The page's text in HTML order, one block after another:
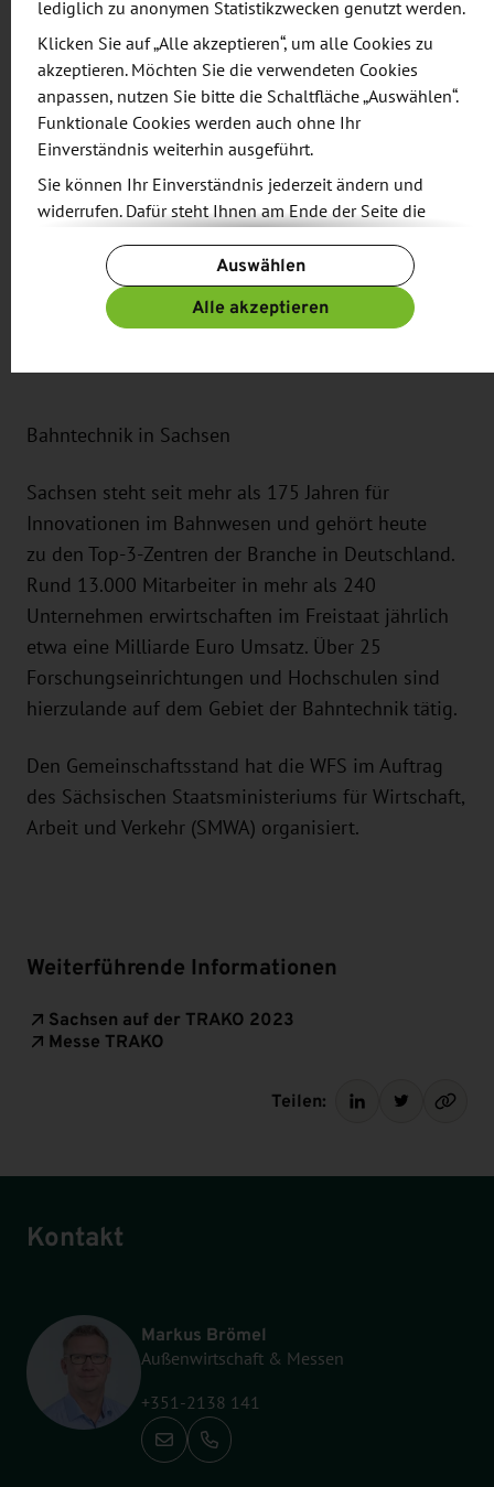
Kooperationsmöglichkeiten.
Höhepunkt des Messeprogramms ist am 20.
September der „Deutsch-Polnische Abend der
Schienenverkehrstechnik“, zu dem die WFS
haben die Teilnehmer die Möglichkeit, Vertreter des
Schienenverkehrs aus beiden Ländern zu treffen
und sich über die neuesten Technologien
auszutauschen sowie Möglichkeiten der
Zusammenarbeit auszuloten.
Bahntechnik in Sachsen
Sachsen steht seit mehr als 175 Jahren für
Innovationen im Bahnwesen und gehört heute
zu den Top-3-Zentren der Branche in Deutschland.
Rund 13.000 Mitarbeiter in mehr als 240
Unternehmen erwirtschaften im Freistaat jährlich
etwa eine Milliarde Euro Umsatz. Über 25
Forschungseinrichtungen und Hochschulen sind
hierzulande auf dem Gebiet der Bahntechnik tätig.
Den Gemeinschaftsstand hat die WFS im Auftrag
des Sächsischen Staatsministeriums für Wirtschaft,
Arbeit und Verkehr (SMWA) organisiert.
Weiterführende Informationen
Sachsen auf der TRAKO 2023
Messe TRAKO
Teilen:
Kontakt
Markus Brömel
Außenwirtschaft & Messen
+351-2138 141
Anrufen: +351-2138 141
lediglich zu anonymen Statistikzwecken genutzt werden.
Klicken Sie auf „Alle akzeptieren“, um alle Cookies zu
akzeptieren. Möchten Sie die verwendeten Cookies
anpassen, nutzen Sie bitte die Schaltfläche „Auswählen“.
Funktionale Cookies werden auch ohne Ihr
Einverständnis weiterhin ausgeführt.
Sie können Ihr Einverständnis jederzeit ändern und
widerrufen. Dafür steht Ihnen am Ende der Seite die
Verfügung.
Weitere Informationen finden Sie in unseren
Datenschutzbestimmungenund ergänzend in unserem
Auswählen
Alle akzeptieren